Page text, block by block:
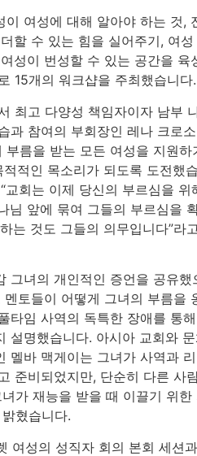
이 여성에 대해 알아야 하는 것,
할 수 있는 힘을 실어주기, 여성
성이 번성할 수 있는 공간을 육
15개의 워크샵을 주최했습니다.
최고 다양성 책임자이자 남부
과 참여의 부회장인 레나 크로
부름을 받는 모든 여성을 지원하
적인 목소리가 되도록 도전했
교회는 이제 당신의 부르심을 위
님 앞에 묶여 그들의 부르심을
는 것도 그들의 의무입니다”라
그녀의 개인적인 증언을 공유했
토들이 어떻게 그녀의 부름을
타임 사역의 독특한 장애를 통
설명했습니다. 아시아 교회와
멜바 맥게이는 그녀가 사역과
준비되었지만, 단순히 다른 사
가 재능을 받을 때 이끌기 위한
혔습니다.
여성의 성직자 회의 본회 세션과